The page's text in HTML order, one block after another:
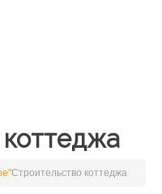
Строительство коттеджа